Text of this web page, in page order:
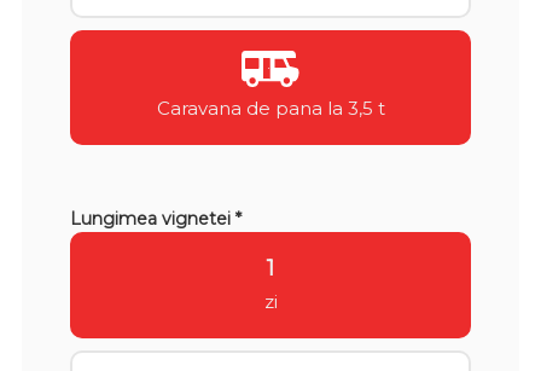
Caravana de pana la 3,5 t
Lungimea vignetei *
1
zi